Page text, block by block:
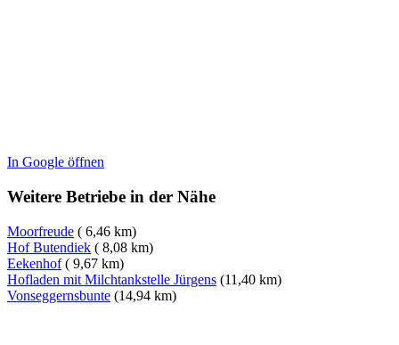
In Google öffnen
Weitere Betriebe in der Nähe
Moorfreude ( 6,46 km)
Hof Butendiek ( 8,08 km)
Eekenhof( 9,67 km)
Hofladen mit Milchtankstelle Jürgens (11,40 km)
Vonseggernsbunte (14,94 km)